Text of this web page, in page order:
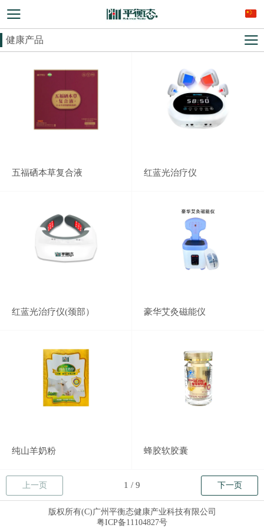
健康产品
五福硒本草复合液 红蓝光治疗仪
红蓝光治疗仪(颈部） 豪华艾灸磁能仪
纯山羊奶粉 蜂胶软胶囊
上一页 下一页
版权所有(C)广州平衡态健康产业科技有限公司
粤ICP备11104827号